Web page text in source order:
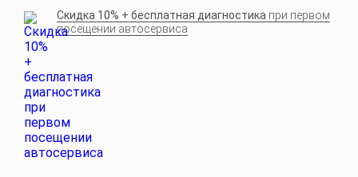
Скидка 10% + бесплатная диагностика при первом
посещении автосервиса